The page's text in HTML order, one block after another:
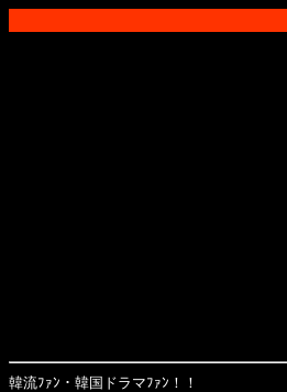
韓流ﾌｧﾝ・韓国ドラマﾌｧﾝ！！